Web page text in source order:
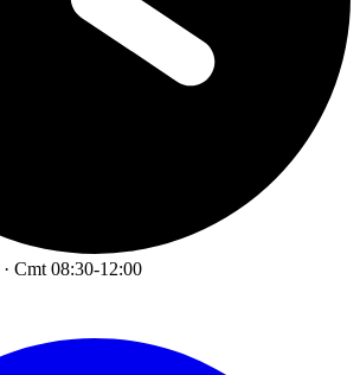
· Cmt 08:30-12:00